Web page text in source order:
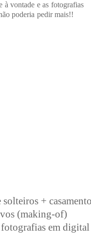
à vontade e as fotografias
poderia pedir mais!!
solteiros +
(making-of)
fotografias em digital